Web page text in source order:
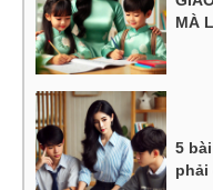
MÀ
5
phải